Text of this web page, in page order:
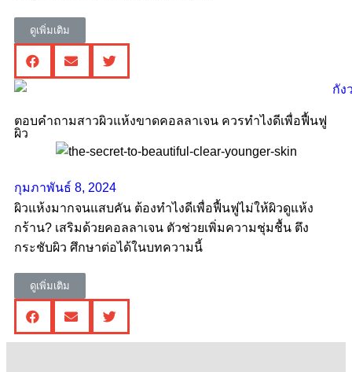
ดูเพิ่มเติม
ตอบคำถามสาวผิวแห้งขาดคอลลาเจน ควรทําไงดีเพื่อฟื้นฟู
ผิว
กุมภาพันธ์ 8, 2024
ผิวแห้งมากจนแสบคัน ต้องทำไงดีเพื่อฟื้นฟูไม่ให้ผิวดูแห้ง
กร้าน? เสริมด้วยคอลลาเจน ตัวช่วยเพิ่มความชุ่มชื้น ตึง
กระชับผิว ศึกษาต่อได้ในบทความนี้
ดูเพิ่มเติม